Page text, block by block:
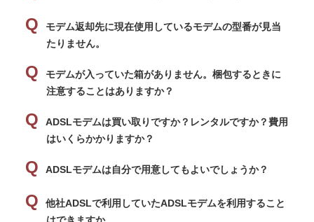
モデム返却先に現在使用しているモデムの型番が見当
たりません。
モデムが入っていた箱がありません。梱包するときに
注意することはありますか？
ADSLモデムは買い取りですか？レンタルですか？費用
はいくらかかりますか？
ADSLモデムは自分で用意してもよいでしょうか？
他社ADSLで利用していたADSLモデムを利用すること